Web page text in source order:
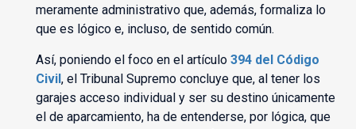
meramente administrativo que, además, formaliza lo
que es lógico e, incluso, de sentido común.
Así, poniendo el foco en el artículo 394 del Código
Civil, el Tribunal Supremo concluye que, al tener los
garajes acceso individual y ser su destino únicamente
el de aparcamiento, ha de entenderse, por lógica, que